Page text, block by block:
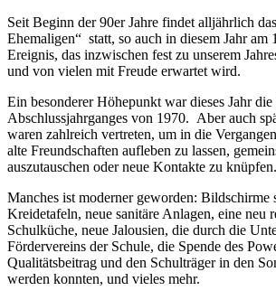
Seit Beginn der 90er Jahre findet alljährlich
Ehemaligen“ statt, so auch in diesem Jahr
Ereignis, das inzwischen fest zu unserem
und von vielen mit Freude erwartet wird.
Ein besonderer Höhepunkt war dieses Jahr
Abschlussjahrganges von 1970. Aber auch
waren zahlreich vertreten, um in die
alte Freundschaften aufleben zu lassen,
auszutauschen oder neue Kontakte zu knüpfen.
Manches ist moderner geworden: Bildschirme
Kreidetafeln, neue sanitäre Anlagen, eine neu
Schulküche, neue Jalousien, die durch die
Fördervereins der Schule, die Spende des
Qualitätsbeitrag und den Schulträger in den
werden konnten, und vieles mehr.